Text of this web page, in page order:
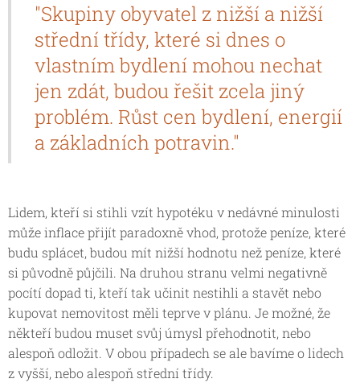
"Skupiny obyvatel z nižší a nižší
střední třídy, které si dnes o
vlastním bydlení mohou nechat
jen zdát, budou řešit zcela jiný
problém. Růst cen bydlení, energií
a základních potravin."
Lidem, kteří si stihli vzít hypotéku v nedávné minulosti
může inflace přijít paradoxně vhod, protože peníze, které
budu splácet, budou mít nižší hodnotu než peníze, které
si původně půjčili. Na druhou stranu velmi negativně
pocítí dopad ti, kteří tak učinit nestihli a stavět nebo
kupovat nemovitost měli teprve v plánu. Je možné, že
někteří budou muset svůj úmysl přehodnotit, nebo
alespoň odložit. V obou případech se ale bavíme o lidech
z vyšší, nebo alespoň střední třídy.